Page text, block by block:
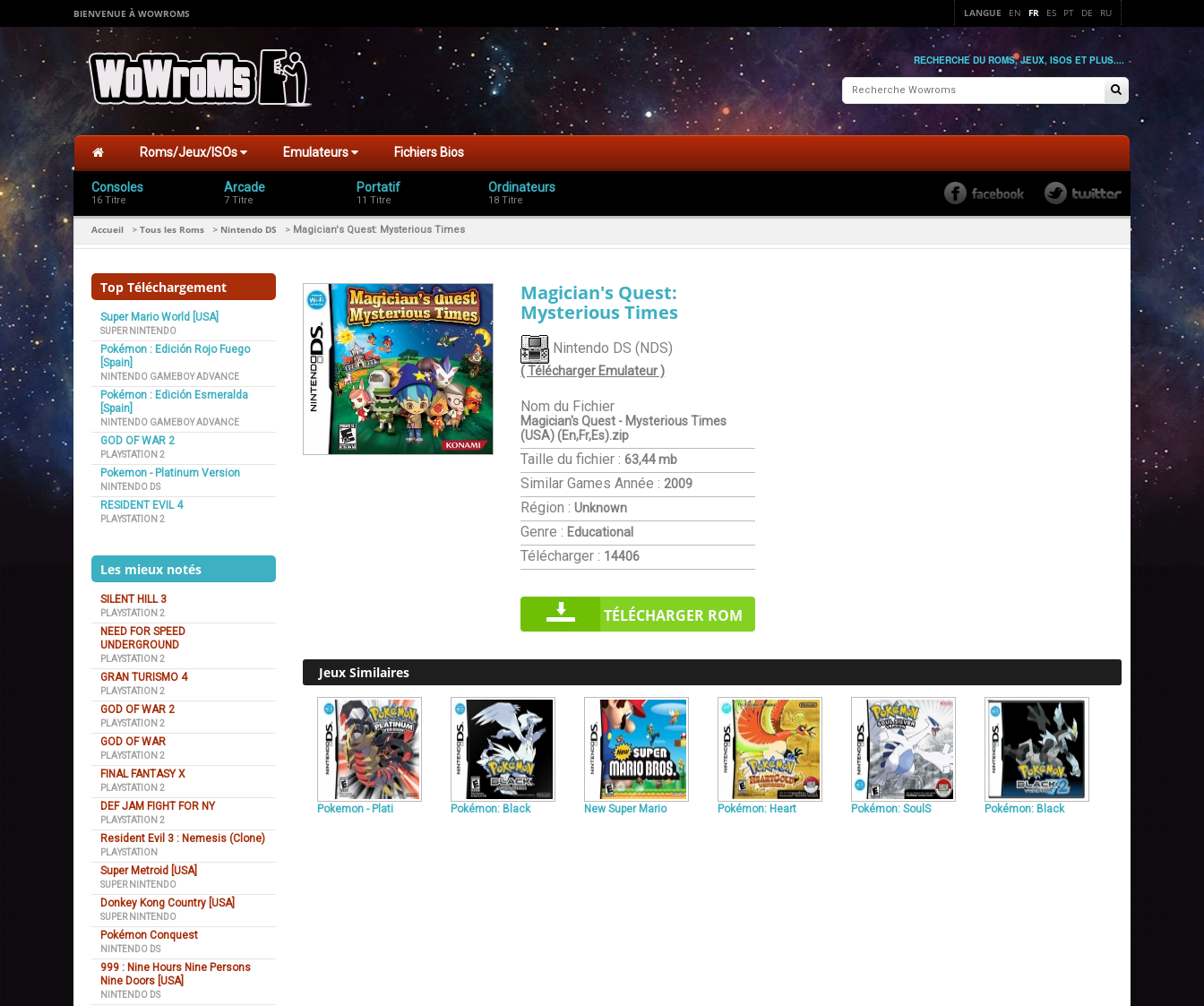
BIENVENUE À WOWROMS LANGUE EN FR ES PT DE RU
RECHERCHE DU ROMS, JEUX, ISOS ET PLUS....
Roms/Jeux/ISOs Emulateurs Fichiers Bios
Consoles
16 Titre
Arcade
7 Titre
Portatif
11 Titre
Ordinateurs
18 Titre
Accueil > Tous les Roms > Nintendo DS > Magician's Quest: Mysterious Times
Top Téléchargement
Super Mario World [USA]
SUPER NINTENDO
Pokémon : Edición Rojo Fuego
[Spain]
NINTENDO GAMEBOY ADVANCE
Pokémon : Edición Esmeralda
[Spain]
NINTENDO GAMEBOY ADVANCE
GOD OF WAR 2
PLAYSTATION 2
Pokemon - Platinum Version
NINTENDO DS
RESIDENT EVIL 4
PLAYSTATION 2
Les mieux notés
SILENT HILL 3
PLAYSTATION 2
NEED FOR SPEED
UNDERGROUND
PLAYSTATION 2
GRAN TURISMO 4
PLAYSTATION 2
GOD OF WAR 2
PLAYSTATION 2
GOD OF WAR
PLAYSTATION 2
FINAL FANTASY X
PLAYSTATION 2
DEF JAM FIGHT FOR NY
PLAYSTATION 2
Resident Evil 3 : Nemesis (Clone)
PLAYSTATION
Super Metroid [USA]
SUPER NINTENDO
Donkey Kong Country [USA]
SUPER NINTENDO
Pokémon Conquest
NINTENDO DS
999 : Nine Hours Nine Persons
Nine Doors [USA]
NINTENDO DS
Magician's Quest:
Mysterious Times
Nintendo DS (NDS)
( Télécharger Emulateur )
Nom du Fichier
Magician's Quest - Mysterious Times
(USA) (En,Fr,Es).zip
Taille du fichier : 63,44 mb
Similar GamesAnnée : 2009
Région : Unknown
Genre : Educational
Télécharger : 14406
TÉLÉCHARGER ROM
Jeux Similaires
Pokemon - Plati Pokémon: Black New Super Mario Pokémon: Heart Pokémon: SoulS Pokémon: Black